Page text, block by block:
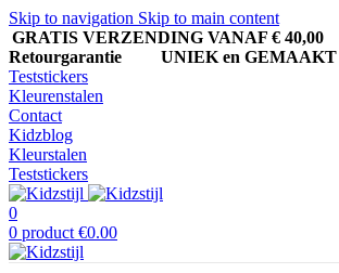
Skip to navigation Skip to main content
GRATIS VERZENDING VANAF € 40,00
Retourgarantie UNIEK en GEMAAKT
Teststickers
Kleurenstalen
Contact
Kidzblog
Kleurstalen
Teststickers
0
0 product €0.00